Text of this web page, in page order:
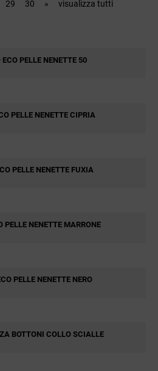
29 30 » visualizza tutti
PELLE NENETTE 50
PELLE NENETTE CIPRIA
PELLE NENETTE FUXIA
PELLE NENETTE MARRONE
PELLE NENETTE NERO
BOTTONI COLLO SCIALLE